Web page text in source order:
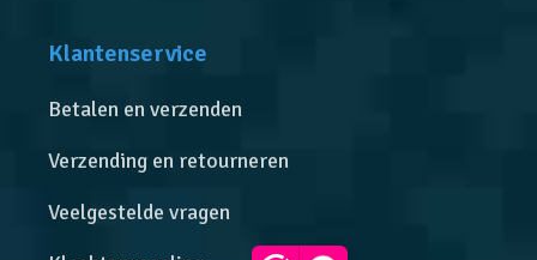
Klantenservice
Betalen en verzenden
Verzending en retourneren
Veelgestelde vragen